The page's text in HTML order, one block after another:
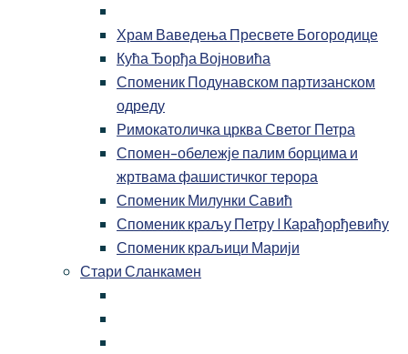
Храм Ваведења Пресвете Богородице
Кућа Ђорђа Војновића
Споменик Подунавском партизанском
одреду
Римокатоличка црква Светог Петра
Спомен-обележје палим борцима и
жртвама фашистичког терора
Споменик Милунки Савић
Споменик краљу Петру I Карађорђевићу
Споменик краљици Марији
Стари Сланкамен